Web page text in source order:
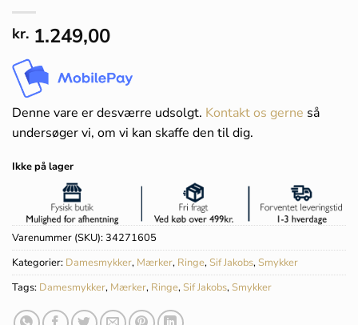
kr. 1.249,00
Denne vare er desværre udsolgt. Kontakt os gerne så
undersøger vi, om vi kan skaffe den til dig.
Ikke på lager
Varenummer (SKU):34271605
Kategorier: Damesmykker, Mærker, Ringe, Sif Jakobs, Smykker
Tags: Damesmykker, Mærker, Ringe, Sif Jakobs, Smykker